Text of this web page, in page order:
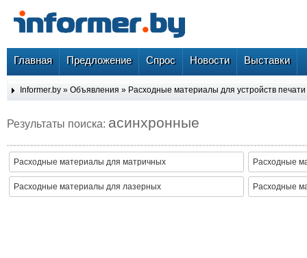
Главная Предложение Спрос Новости Выставки
Informer.by » Объявления » Расходные материалы для устройств печати
Результаты поиска: асинхронные
Расходные материалы для матричных Расходные
Расходные материалы для лазерных Расходные